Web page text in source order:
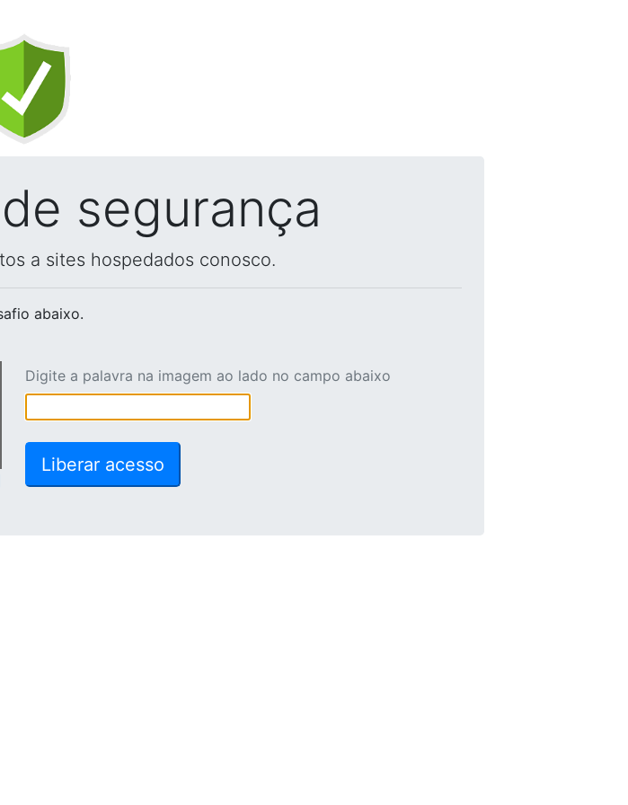
segurança
a sites hospedados conosco.
abaixo.
Digite a palavra na imagem ao lado no campo abaixo